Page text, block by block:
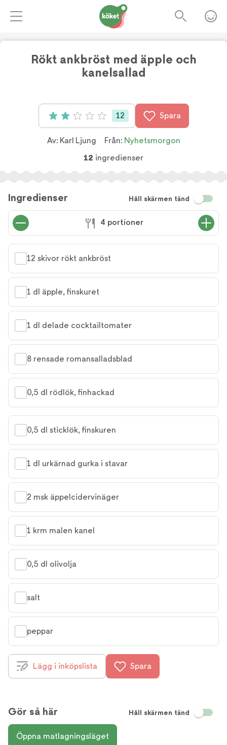
Rökt ankbröst med äpple och
kanelsallad
Betyg: 2.08 av 5 (12 röster)
12 Spara
Av: Karl Ljung Från: Nyhetsmorgon
12 ingredienser
Ingredienser Håll skärmen tänd
4 portioner
12 skivor rökt ankbröst
1 dl äpple, finskuret
1 dl delade cocktailtomater
8 rensade romansalladsblad
0,5 dl rödlök, finhackad
0,5 dl sticklök, finskuren
1 dl urkärnad gurka i stavar
2 msk äppelcidervinäger
1 krm malen kanel
0,5 dl olivolja
salt
peppar
Lägg i inköpslista Spara
Gör så här Håll skärmen tänd
Öppna matlagningsläget